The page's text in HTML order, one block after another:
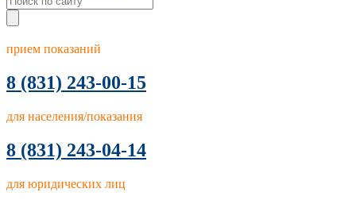
прием показаний
8 (831) 243-00-15
для населения/показания
8 (831) 243-04-14
для юридических лиц